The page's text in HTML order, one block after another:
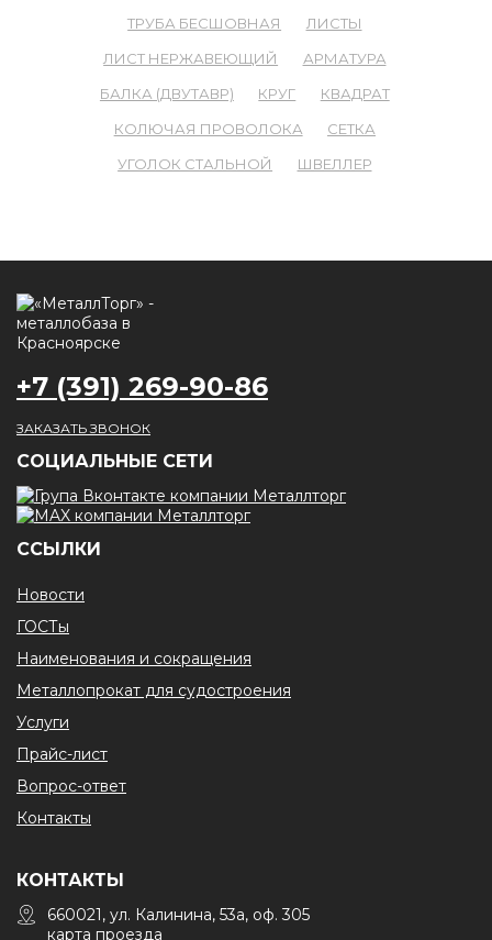
ТРУБА БЕСШОВНАЯ
ЛИСТЫ
ЛИСТ НЕРЖАВЕЮЩИЙ
АРМАТУРА
БАЛКА (ДВУТАВР)
КРУГ
КВАДРАТ
КОЛЮЧАЯ ПРОВОЛОКА
СЕТКА
УГОЛОК СТАЛЬНОЙ
ШВЕЛЛЕР
+7 (391) 269-90-86
ЗАКАЗАТЬ ЗВОНОК
CОЦИАЛЬНЫЕ СЕТИ
ССЫЛКИ
Новости
ГОСТы
Наименования и сокращения
Металлопрокат для судостроения
Услуги
Прайс-лист
Вопрос-ответ
Контакты
КОНТАКТЫ
660021, ул. Калинина, 53а, оф. 305
карта проезда